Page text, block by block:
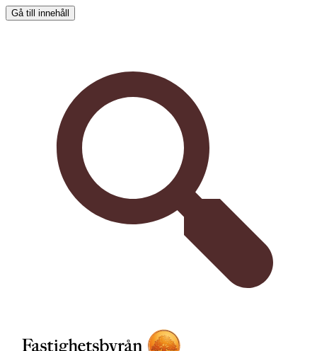
Gå till innehåll